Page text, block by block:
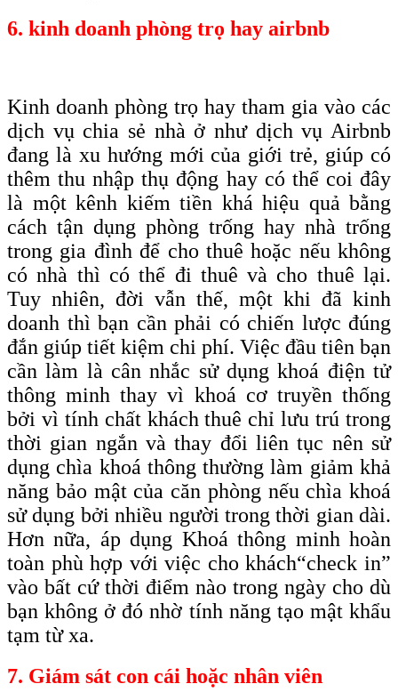
6. kinh doanh phòng trọ hay airbnb
Kinh doanh phòng trọ hay tham gia vào các
dịch vụ chia sẻ nhà ở như dịch vụ Airbnb
đang là xu hướng mới của giới trẻ, giúp có
thêm thu nhập thụ động hay có thể coi đây
là một kênh kiếm tiền khá hiệu quả bằng
cách tận dụng phòng trống hay nhà trống
trong gia đình để cho thuê hoặc nếu không
có nhà thì có thể đi thuê và cho thuê lại.
Tuy nhiên, đời vẫn thế, một khi đã kinh
doanh thì bạn cần phải có chiến lược đúng
đắn giúp tiết kiệm chi phí. Việc đầu tiên bạn
cần làm là cân nhắc sử dụng khoá điện tử
thông minh thay vì khoá cơ truyền thống
bởi vì tính chất khách thuê chỉ lưu trú trong
thời gian ngắn và thay đổi liên tục nên sử
dụng chìa khoá thông thường làm giảm khả
năng bảo mật của căn phòng nếu chìa khoá
sử dụng bởi nhiều người trong thời gian dài.
Hơn nữa, áp dụng Khoá thông minh hoàn
toàn phù hợp với việc cho khách“checkin”
vào bất cứ thời điểm nào trong ngày cho dù
bạn không ở đó nhờ tính năng tạo mật khẩu
tạm từ xa.
7. Giám sát con cái hoặc nhân viên